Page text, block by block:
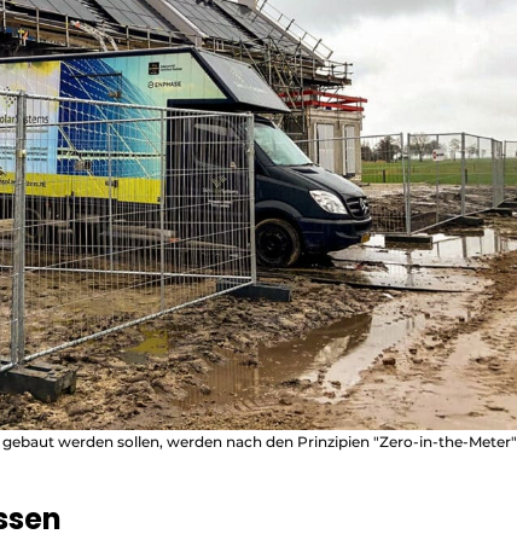
gebaut werden sollen, werden nach den Prinzipien "Zero-in-the-Meter"